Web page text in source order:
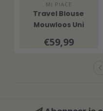
MI PIACE
Travel Blouse
Mouwloos Uni
€59,99